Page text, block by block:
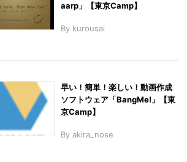
aarp」【東京Camp】
By kurousai
早い！簡単！楽しい！動画作成
ソフトウェア「BangMe!」【東
京Camp】
By akira_nose